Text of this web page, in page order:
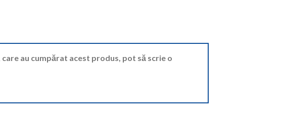
au cumpărat acest produs, pot să scrie o